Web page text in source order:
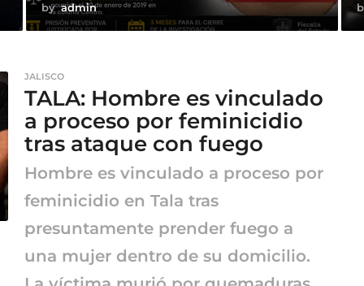
by admin
JALISCO
TALA: Hombre es vinculado
a proceso por feminicidio
tras ataque con fuego
Hombre es vinculado a proceso por
feminicidio en Tala tras
presuntamente prender fuego a
una mujer dentro de su domicilio.